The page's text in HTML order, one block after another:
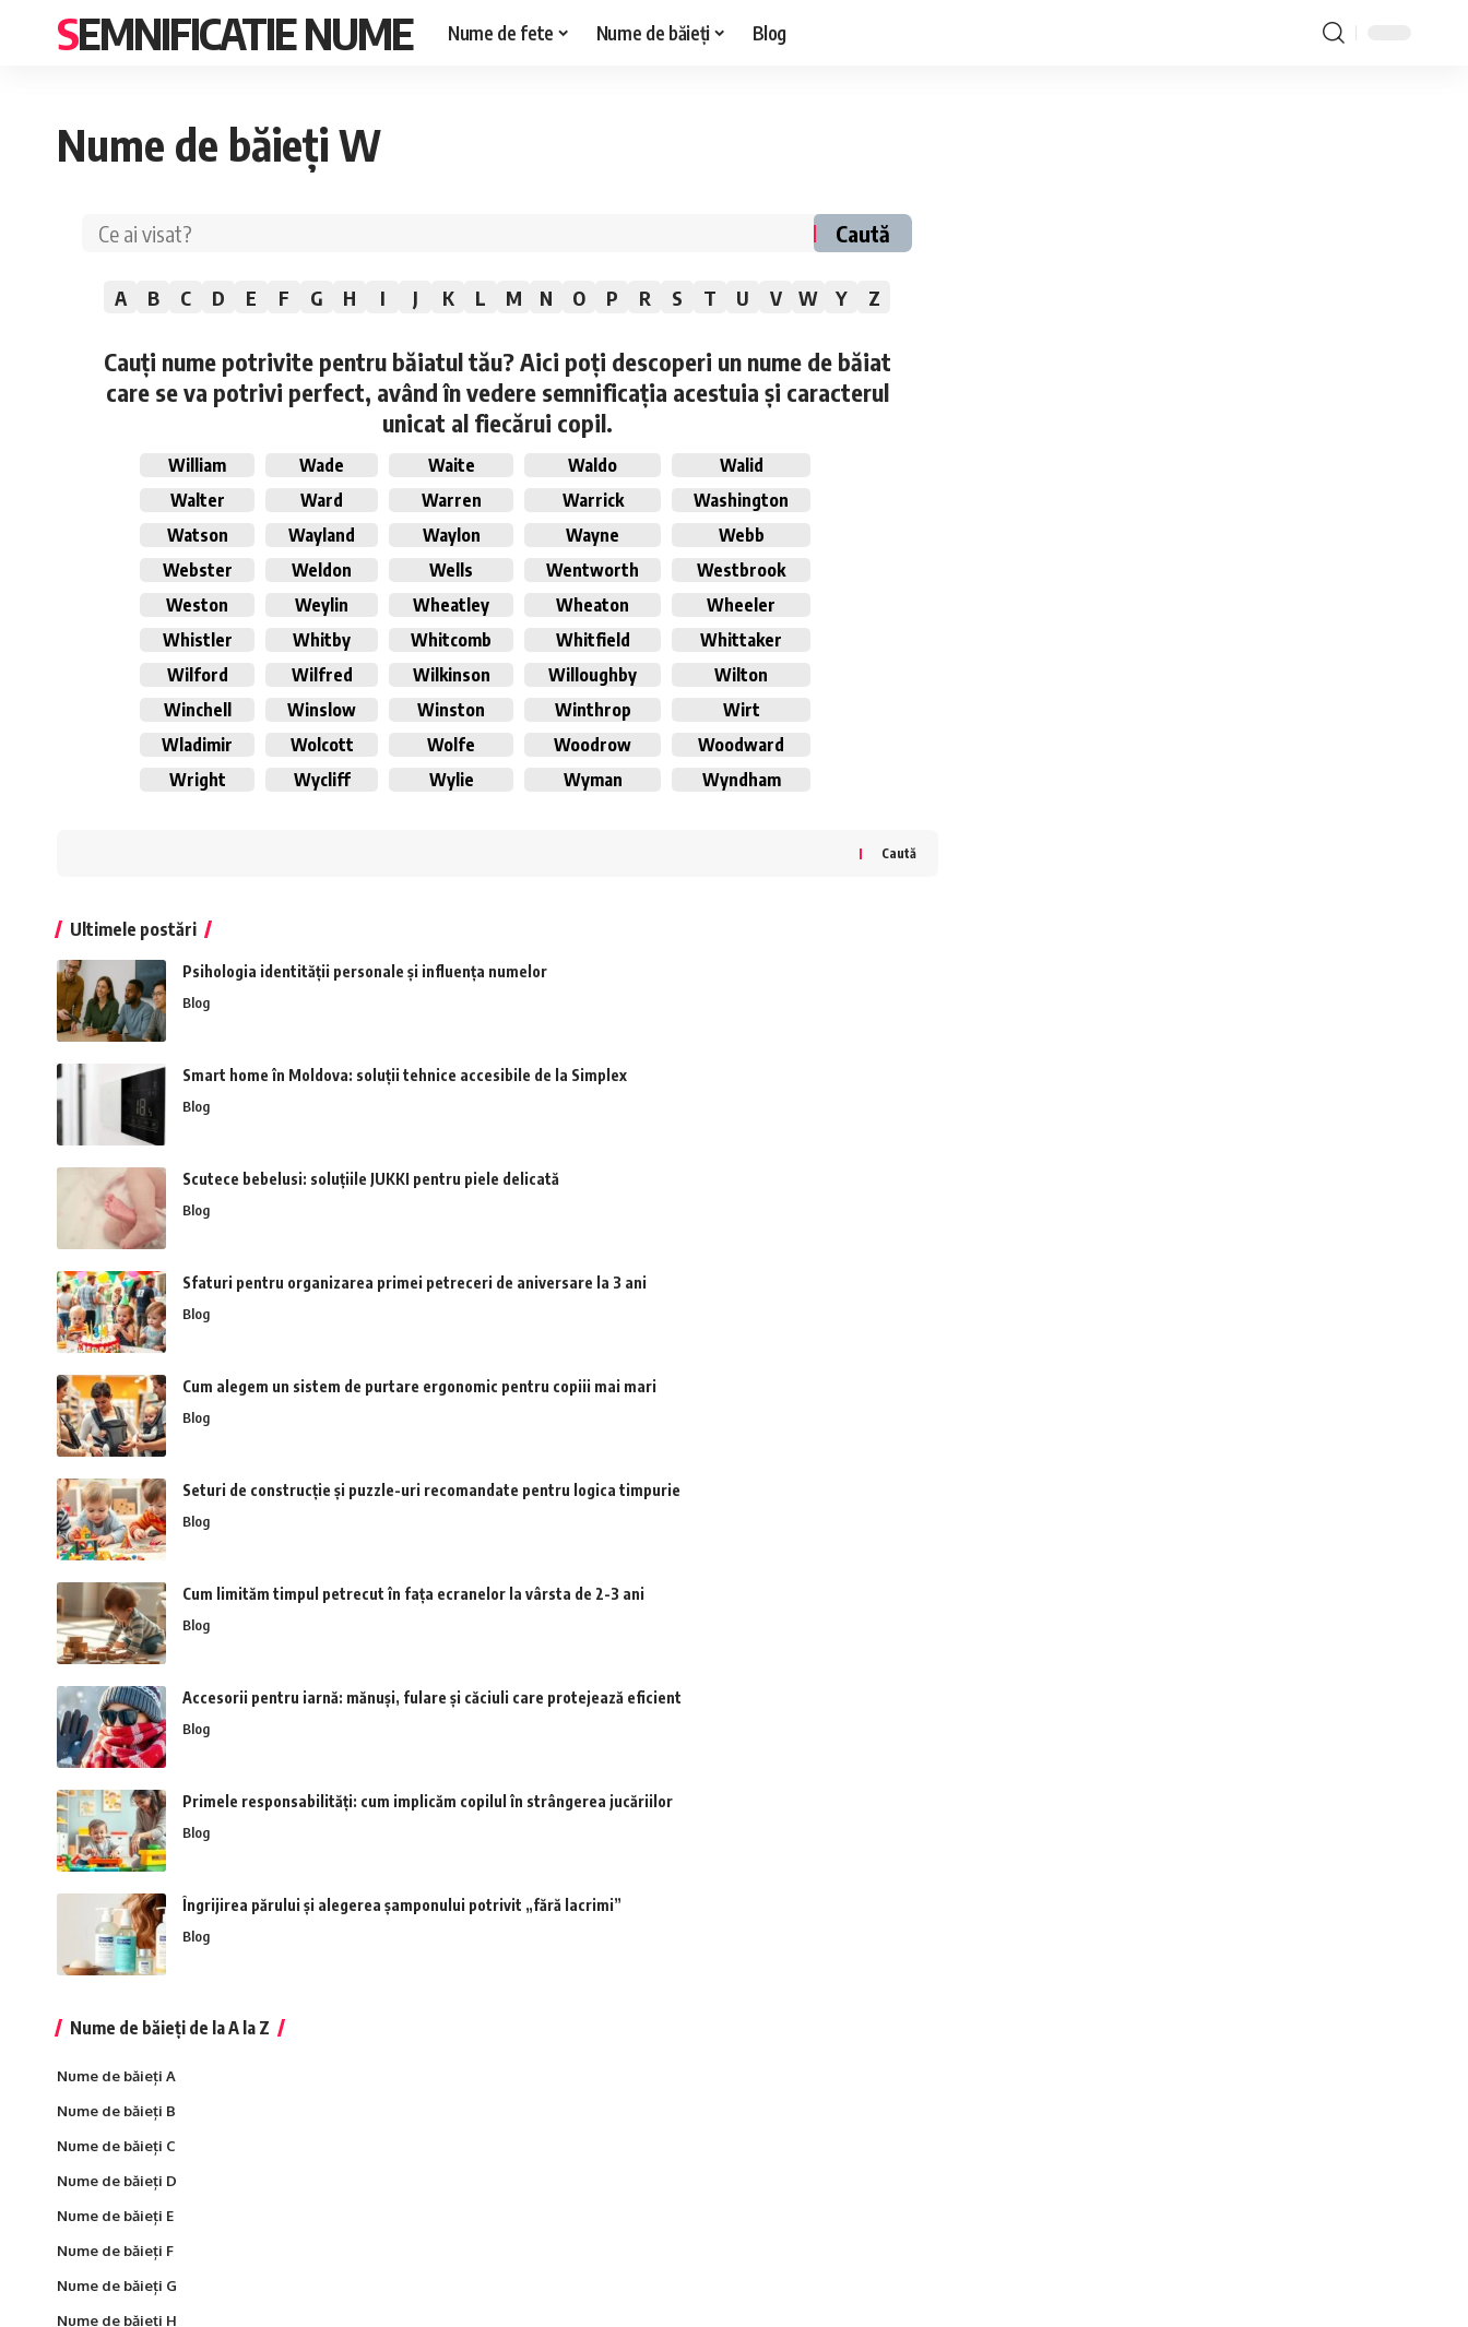
SEMNIFICATIE NUME Nume de fete Nume de băieți Blog
Nume de băieți W
Caută
A B C D E F G H I J K L M N O P R S T U V W Y Z
Cauți nume potrivite pentru băiatul tău? Aici poți descoperi un nume de băiat
care se va potrivi perfect, având în vedere semnificația acestuia și caracterul
unicat al fiecărui copil.
William Wade Waite Waldo
Walid
Walter
Ward Warren Warrick
Washington
Watson
Wayland Waylon Wayne
Webb
Webster
Weldon Wells Wentworth
Westbrook
Weston
Weylin Wheatley Wheaton
Wheeler
Whistler
Whitby Whitcomb Whitfield
Whittaker
Wilford
Wilfred Wilkinson Willoughby
Wilton
Winchell
Winslow Winston Winthrop
Wirt
Wladimir
Wolcott Wolfe Woodrow
Woodward
Wright
Wycliff Wylie Wyman Wyndham
Caută
Ultimele postări
Psihologia identității personale și influența numelor
Blog
Smart home în Moldova: soluții tehnice accesibile de la Simplex
Blog
Scutece bebelusi: soluțiile JUKKI pentru piele delicată
Blog
Sfaturi pentru organizarea primei petreceri de aniversare la 3 ani
Blog
Cum alegem un sistem de purtare ergonomic pentru copiii mai mari
Blog
Seturi de construcție și puzzle-uri recomandate pentru logica timpurie
Blog
Cum limităm timpul petrecut în fața ecranelor la vârsta de 2-3 ani
Blog
Accesorii pentru iarnă: mănuși, fulare și căciuli care protejează eficient
Blog
Primele responsabilități: cum implicăm copilul în strângerea jucăriilor
Blog
Îngrijirea părului și alegerea șamponului potrivit „fără lacrimi”
Blog
Nume de băieți de la A la Z
Nume de băieți A
Nume de băieți B
Nume de băieți C
Nume de băieți D
Nume de băieți E
Nume de băieți F
Nume de băieți G
Nume de băieți H